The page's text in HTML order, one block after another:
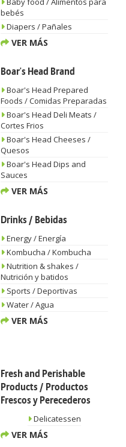
bebés
Diapers / Pañales
VER MÁS
Boar's Head Brand
Boar's Head Prepared
Foods / Comidas Preparadas
Boar's Head Deli Meats /
Cortes Frios
Boar's Head Cheeses /
Quesos
Boar's Head Dips and
Sauces
VER MÁS
Drinks / Bebidas
Energy / Energía
Kombucha / Kombucha
Nutrition & shakes /
Nutrición y batidos
Sports / Deportivas
Water / Agua
VER MÁS
Fresh and Perishable
Products / Productos
Frescos y Perecederos
Delicatessen
VER MÁS